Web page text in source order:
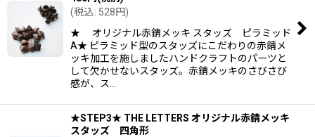
(税込: 528円)
★ オリジナル赤錆メッキ スタッズ ピラミッド
A★ ピラミッド型のスタッズにこだわりの赤錆メ
ッキ加工を施しましたハンドクラフトのパーツと
して欠かせないスタッズ。赤錆メッキのさびさび
感が、ス…
★STEP3★ THE LETTERS オリジナル赤錆メッキ
スタッズ 四角形